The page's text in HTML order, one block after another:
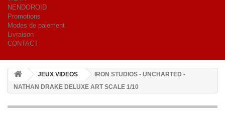
NENDOROID
Promotions
Modes de paiement
Livraison
CONTACT
JEUX VIDEOS
IRON STUDIOS - UNCHARTED -
NATHAN DRAKE DELUXE ART SCALE 1/10